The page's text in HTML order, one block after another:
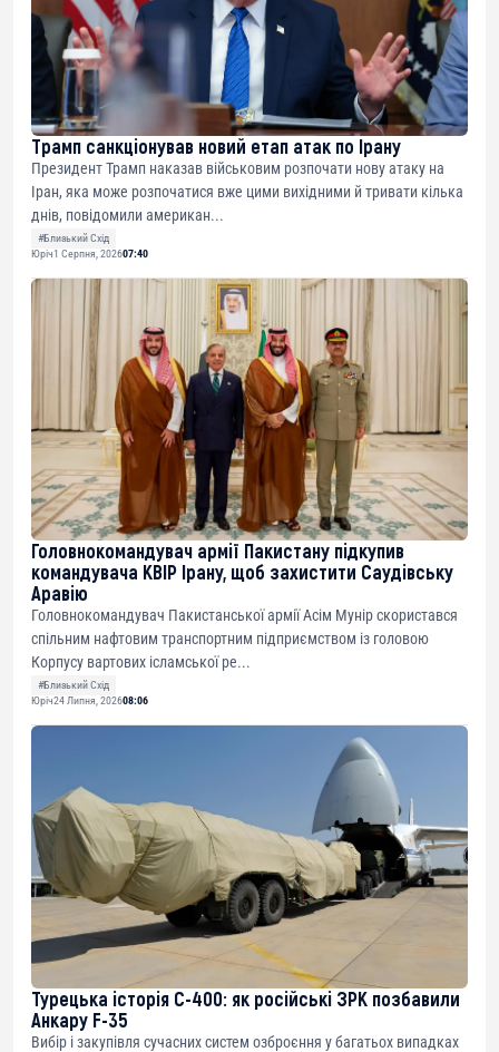
Трамп санкціонував новий етап атак по Ірану
Президент Трамп наказав військовим розпочати нову атаку на
Іран, яка може розпочатися вже цими вихідними й тривати кілька
днів, повідомили американ...
#Близький Схід
Юріч1 Серпня, 202607:40
Головнокомандувач армії Пакистану підкупив
командувача КВІР Ірану, щоб захистити Саудівську
Аравію
Головнокомандувач Пакистанської армії Асім Мунір скористався
спільним нафтовим транспортним підприємством із головою
Корпусу вартових ісламської ре...
#Близький Схід
Юріч24 Липня, 202608:06
Турецька історія С-400: як російські ЗРК позбавили
Анкару F-35
Вибір і закупівля сучасних систем озброєння у багатьох випадках